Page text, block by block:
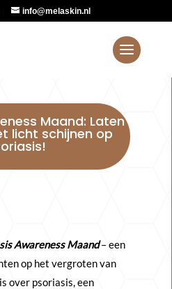
info@melaskin.nl
Maand: Laten
licht schijnen op
Awareness Maand– een
op het vergroten van
over psoriasis, een